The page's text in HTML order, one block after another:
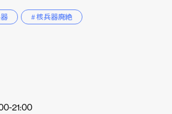
# 核兵器廃絶
21:00